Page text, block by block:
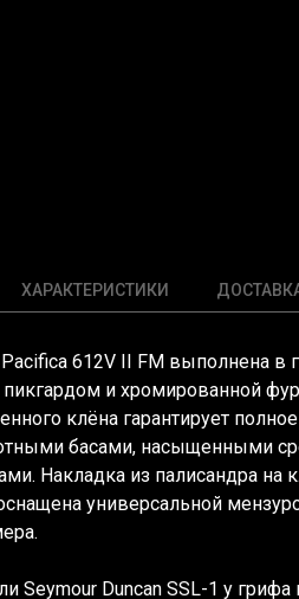
ХАРАКТЕРИСТИКИ
Pacifica 612V II FM выполнена в
и хромированной
клёна гарантирует
басами, насыщенными
Накладка из палисандра на
универсальной
Seymour Duncan SSL-1 у